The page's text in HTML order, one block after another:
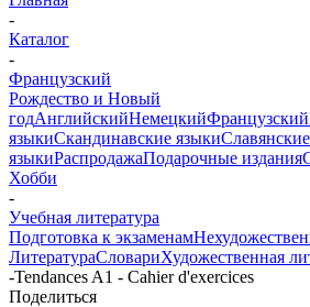
-
Каталог
-
Французский
Рождество и Новый
годАнглийскийНемецкийФранцузский
языкиСкандинавские языки
языкиРаспродажаПодарочные издания
Хобби
-
Учебная литература
Подготовка к экзаменам
ЛитератураСловариХудожественная
-Tendances A1 - Cahier d'exercices
Поделиться